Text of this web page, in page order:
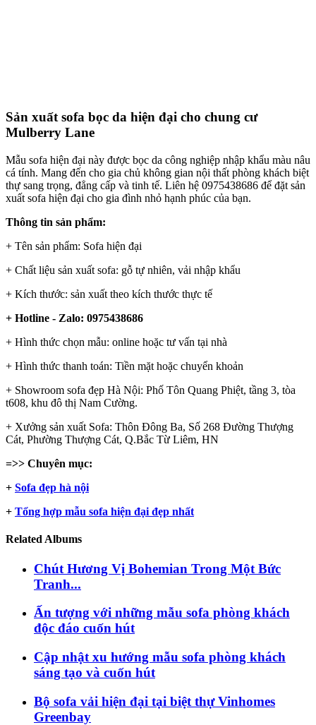
Sản xuất sofa bọc da hiện đại cho chung cư
Mulberry Lane
Mẫu sofa hiện đại này được bọc da công nghiệp nhập khẩu màu nâu
cá tính. Mang đến cho gia chủ không gian nội thất phòng khách biệt
thự sang trọng, đẳng cấp và tinh tế. Liên hệ 0975438686 để đặt sản
xuất sofa hiện đại cho gia đình nhỏ hạnh phúc của bạn.
Thông tin sản phẩm:
+ Tên sản phẩm: Sofa hiện đại
+ Chất liệu sản xuất sofa: gỗ tự nhiên, vải nhập khẩu
+ Kích thước: sản xuất theo kích thước thực tế
+ Hotline - Zalo: 0975438686
+ Hình thức chọn mẫu: online hoặc tư vấn tại nhà
+ Hình thức thanh toán: Tiền mặt hoặc chuyển khoản
+ Showroom sofa đẹp Hà Nội: Phố Tôn Quang Phiệt, tầng 3, tòa
t608, khu đô thị Nam Cường.
+ Xưởng sản xuất Sofa: Thôn Đông Ba, Số 268 Đường Thượng
Cát, Phường Thượng Cát, Q.Bắc Từ Liêm, HN
=>> Chuyên mục:
+ Sofa đẹp hà nội
+ Tổng hợp mẫu sofa hiện đại đẹp nhất
Related Albums
Chút Hương Vị Bohemian Trong Một Bức
Tranh...
Ấn tượng với những mẫu sofa phòng khách
độc đáo cuốn hút
Cập nhật xu hướng mẫu sofa phòng khách
sáng tạo và cuốn hút
Bộ sofa vải hiện đại tại biệt thự Vinhomes
Greenbay